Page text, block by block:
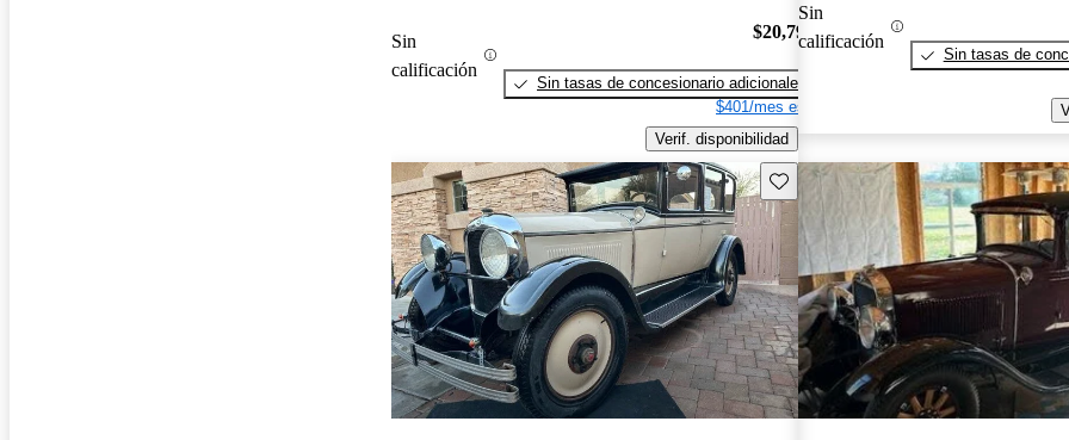
Sin
calificación
$20,795
Sin tasas de concesionario adicionales
$401/mes est.
Verif. disponibilidad
Sin
calificación
Sin tasas de
Guarda este Aviso